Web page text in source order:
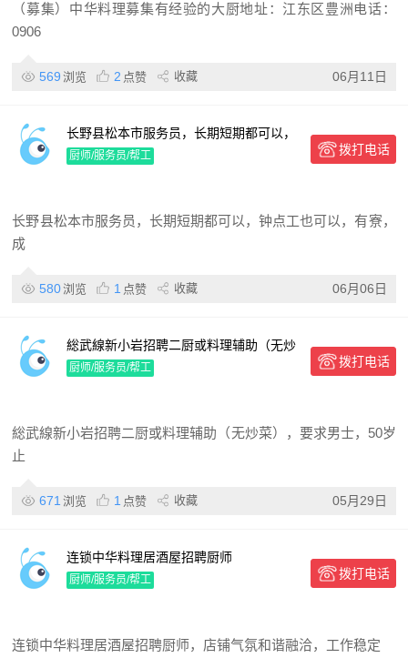
（募集）中华料理募集有经验的大厨地址：江东区豊洲电话：
0906
569 浏览 2 点赞 收藏 06月11日
长野县松本市服务员，长期短期都可以，
钟点工也可以，有寮，成手大欢迎，新手
厨师/服务员/帮工 拨打电话
长野县松本市服务员，长期短期都可以，钟点工也可以，有寮，
成
580浏览 1 点赞 收藏 06月06日
総武線新小岩招聘二厨或料理辅助（无炒
菜）
厨师/服务员/帮工 拨打电话
総武線新小岩招聘二厨或料理辅助（无炒菜），要求男士，50岁
止
671 浏览 1 点赞 收藏 05月29日
连锁中华料理居酒屋招聘厨师
厨师/服务员/帮工 拨打电话
连锁中华料理居酒屋招聘厨师，店铺气氛和谐融洽，工作稳定